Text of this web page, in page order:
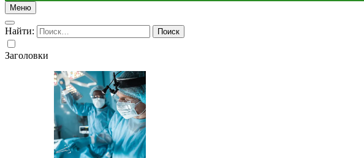
Меню
Найти:
Заголовки